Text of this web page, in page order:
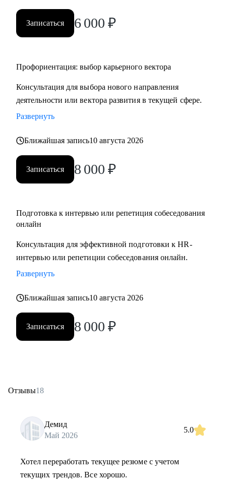
• HR и рекрутерам
• Специалистам в продажах и развитии бизнеса
Записаться 6 000 ₽
Профориентация: выбор карьерного вектора
Консультация для выбора нового направления
деятельности или вектора развития в текущей сфере.
Развернуть
Ближайшая запись10 августа 2026
Записаться 8 000 ₽
Подготовка к интервью или репетиция собеседования
онлайн
Консультация для эффективной подготовки к HR-
интервью или репетиции собеседования онлайн.
Развернуть
Ближайшая запись10 августа 2026
Записаться 8 000 ₽
Отзывы18
Демид
Май 2026
5.0
Хотел переработать текущее резюме с учетом
текущих трендов. Все хорошо.